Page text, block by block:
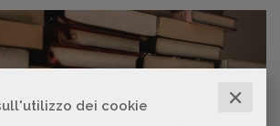
dei cookie ✕